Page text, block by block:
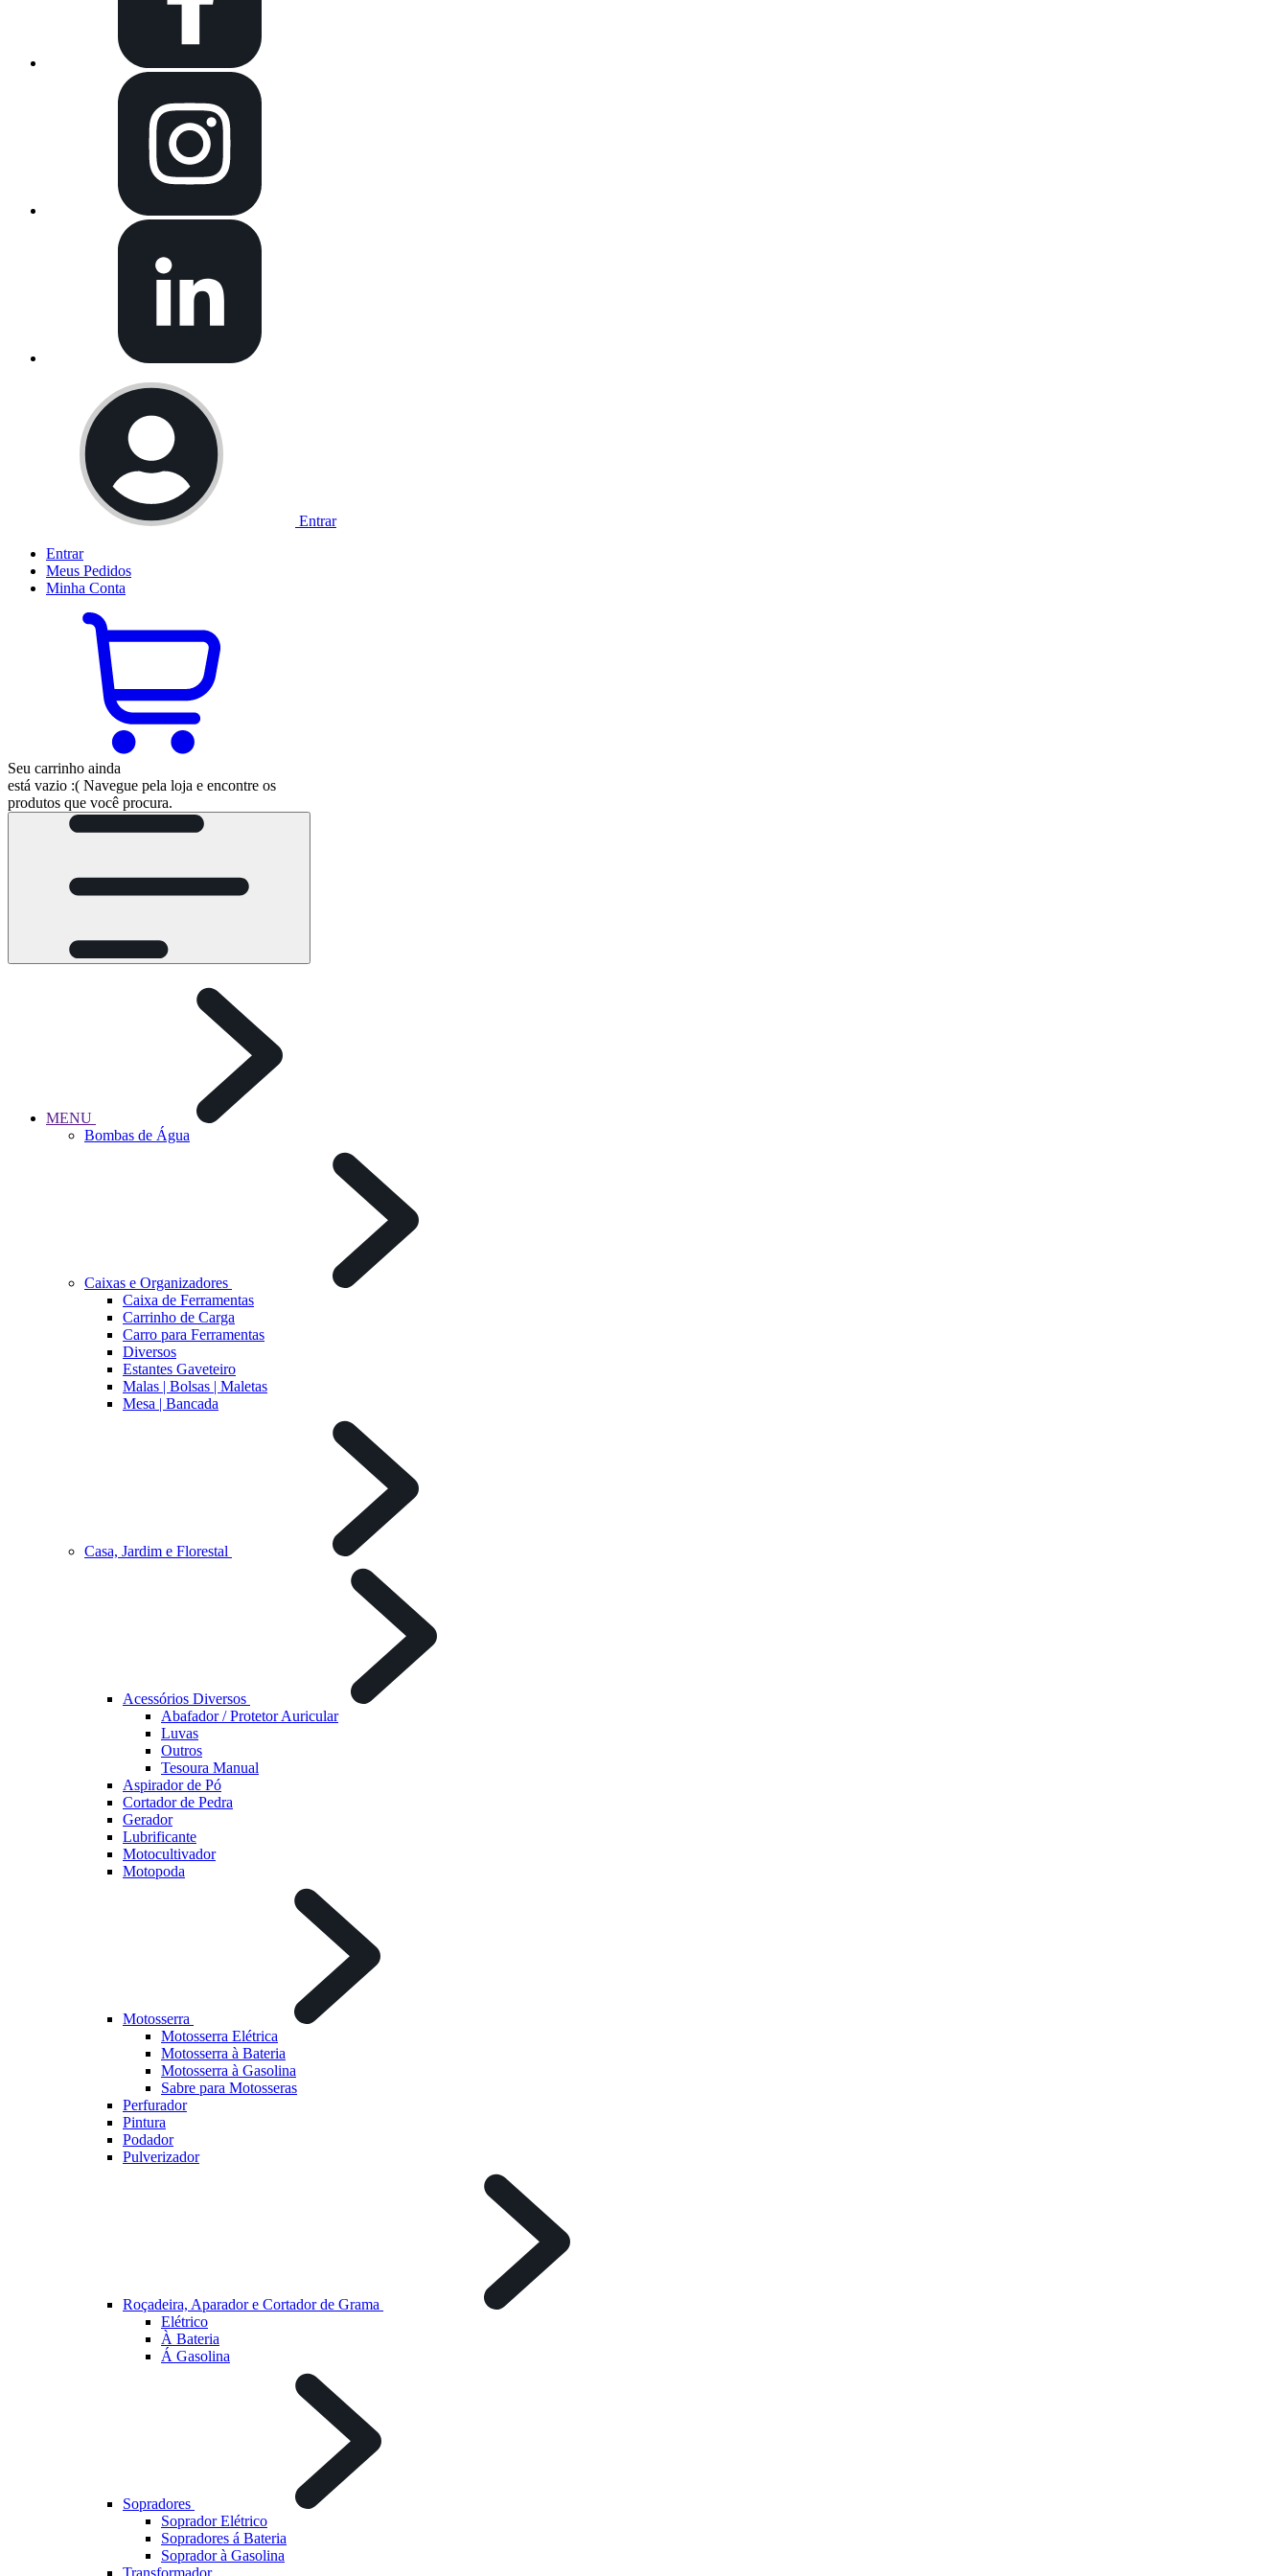
Entrar
Entrar
Meus Pedidos
Minha Conta
Seu carrinho ainda
está vazio :( Navegue pela loja e encontre os
produtos que você procura.
MENU
Bombas de Água
Caixas e Organizadores
Caixa de Ferramentas
Carrinho de Carga
Carro para Ferramentas
Diversos
Estantes Gaveteiro
Malas | Bolsas | Maletas
Mesa | Bancada
Casa, Jardim e Florestal
Acessórios Diversos
Abafador / Protetor Auricular
Luvas
Outros
Tesoura Manual
Aspirador de Pó
Cortador de Pedra
Gerador
Lubrificante
Motocultivador
Motopoda
Motosserra
Motosserra Elétrica
Motosserra à Bateria
Motosserra à Gasolina
Sabre para Motosseras
Perfurador
Pintura
Podador
Pulverizador
Roçadeira, Aparador e Cortador de Grama
Elétrico
À Bateria
Á Gasolina
Sopradores
Soprador Elétrico
Sopradores á Bateria
Soprador à Gasolina
Transformador